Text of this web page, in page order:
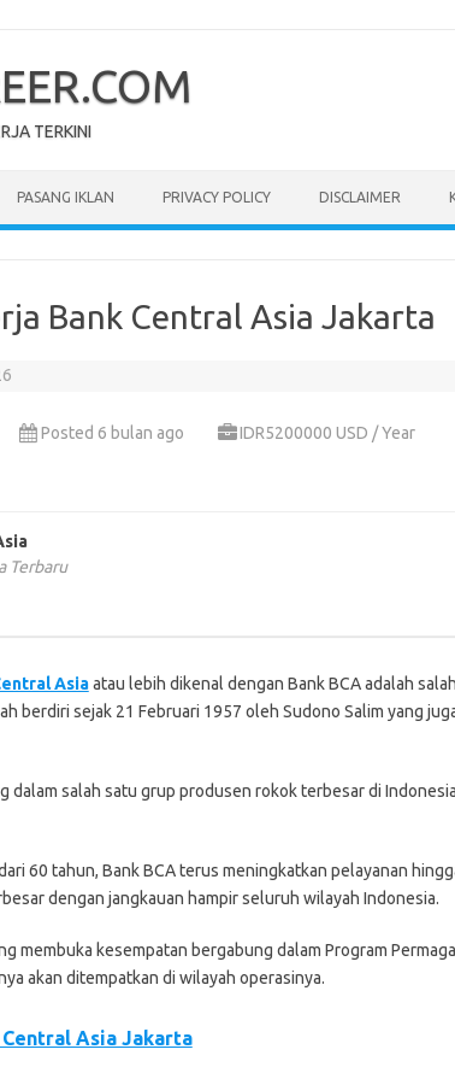
TERKINI
PASANG IKLAN PRIVACY POLICY DISCLAIMER
Bank Central Asia Jakarta
Posted 6 bulan ago
IDR5200000 USD / Year
Terbaru
Asiaatau lebih dikenal dengan Bank BCA adalah
berdiri sejak 21 Februari 1957 oleh Sudono Salim yang
dalam salah satu grup produsen rokok terbesar di
60 tahun, Bank BCA terus meningkatkan pelayanan
dengan jangkauan hampir seluruh wilayah Indonesia.
membuka kesempatan bergabung dalam Program
akan ditempatkan di wilayah operasinya.
Asia Jakarta